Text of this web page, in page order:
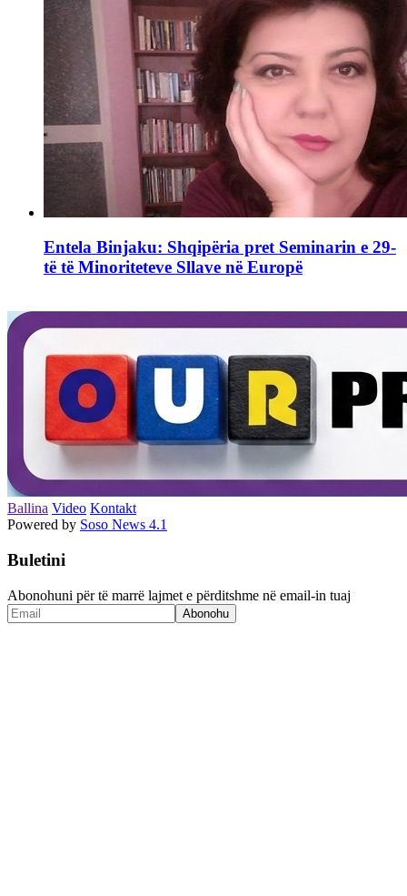
Entela Binjaku: Shqipëria pret Seminarin e 29-
të të Minoriteteve Sllave në Europë
Ballina Video Kontakt
Powered by Soso News 4.1
Buletini
Abonohuni për të marrë lajmet e përditshme në email-in tuaj
Abonohu